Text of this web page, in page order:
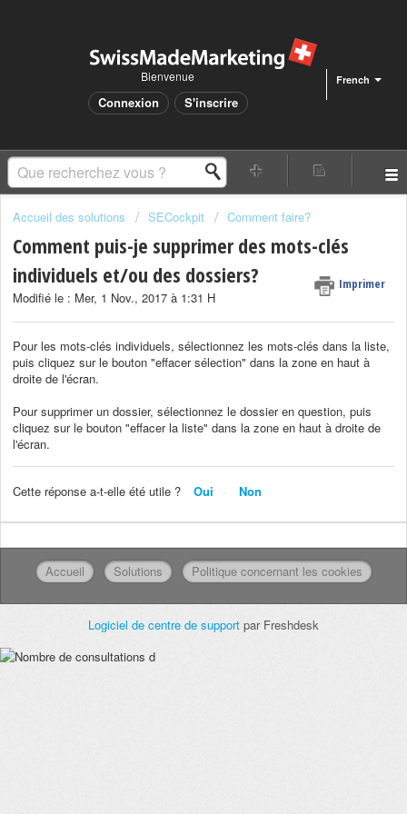
French
Bienvenue
Connexion S'inscrire
Accueil des solutions SECockpit Comment faire?
Comment puis-je supprimer des mots-clés
individuels et/ou des dossiers?
Imprimer
Modifié le : Mer, 1 Nov., 2017 à 1:31 H
Pour les mots-clés individuels, sélectionnez les mots-clés dans la liste,
puis cliquez sur le bouton "effacer sélection" dans la zone en haut à
droite de l'écran.
Pour supprimer un dossier, sélectionnez le dossier en question, puis
cliquez sur le bouton "effacer la liste" dans la zone en haut à droite de
l'écran.
Cette réponse a-t-elle été utile ? Oui Non
Accueil Solutions Politique concernant les cookies
Logiciel de centre de support par Freshdesk